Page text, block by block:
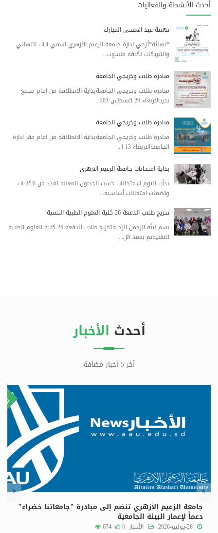
أحدث الأنشطة والفعاليات
تهنئة عيد الاضحى المبارك
*تهنئة*تُزجي إدارة جامعة الزعيم الأزهري اسمي ايات التهاني
والتبريكات لكافة منسوب...
مبادرة طلاب وخريجي الجامعة
مبادرة طلاب وخريجي الجامعةبداية الانطلاقة من امام مجمع
بحريالاربعاء 20 اغسطس 202...
مبادرة طلاب وخريجي الجامعة
مبادرة طلاب وخريجي الجامعةبداية الانطلاقة من امام مقر ادارة
الجامعةالاربعاء 13 ا...
بداية امتحانات جامعة الزعيم الازهري
بدأت اليوم الامتحانات حسب الجداول المعلنة لعدد من الكليات
وتضمنت امتحانات أساسية...
تخريج طلاب الدفعة 26 كلية العلوم الطبية التقنية
بسم الله الرحمن الرحيمتخريج طلاب الدفعة 26 كلية العلوم الطبية
التقنيةتم بحمد الل...
أحدث الأخبار
آخر 5 أخبار مضافة
جامعة الزعيم الأزهري تنضم إلى مبادرة "جامعاتنا خضراء"
دعماً لإعمار البيئة الجامعية
الأخبار 0
674